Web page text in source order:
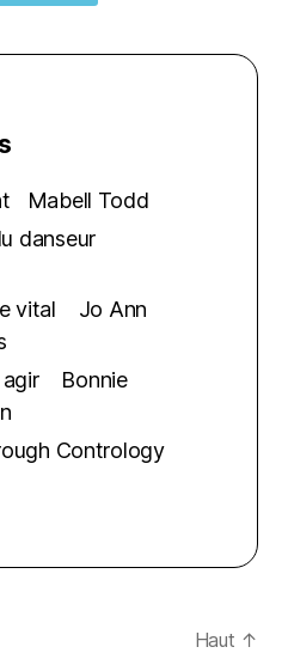
Mabell Todd
danseur
vital Jo Ann
agir Bonnie
Contrology
Haut ↑